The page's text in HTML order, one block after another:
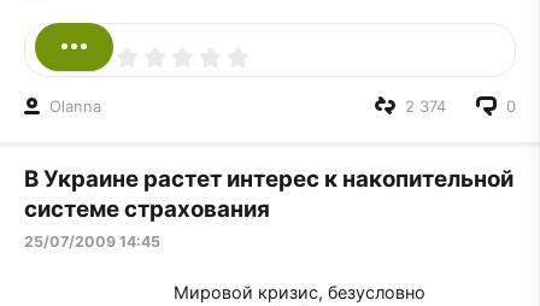
Olanna 0
2 374
В Украине растет интерес к накопительной
системе страхования
25/07/2009 14:45
Мировой кризис, безусловно